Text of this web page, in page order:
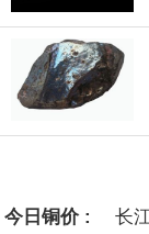
瑞士7月
商品期
涨
今日铜价 : 长